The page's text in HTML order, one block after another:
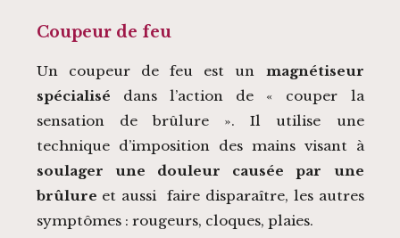
Coupeur de feu
Un coupeur de feu est un magnétiseur
spécialisé dans l’action de « couper la
sensation de brûlure ». Il utilise une
technique d’imposition des mains visant à
soulager une douleur causée par une
brûlure et aussi faire disparaître, les autres
symptômes : rougeurs, cloques, plaies.